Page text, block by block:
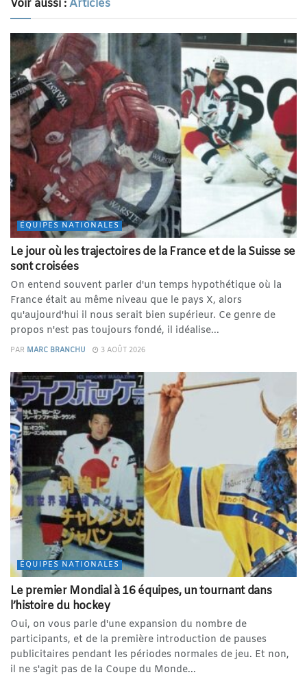
Voir aussi :Articles
ÉQUIPES NATIONALES
Le jour où les trajectoires de la France et de la Suisse se
sont croisées
On entend souvent parler d'un temps hypothétique où la
France était au même niveau que le pays X, alors
qu'aujourd'hui il nous serait bien supérieur. Ce genre de
propos n'est pas toujours fondé, il idéalise...
PAR MARC BRANCHU 3 AOÛT 2026
ÉQUIPES NATIONALES
Le premier Mondial à 16 équipes, un tournant dans
l’histoire du hockey
Oui, on vous parle d'une expansion du nombre de
participants, et de la première introduction de pauses
publicitaires pendant les périodes normales de jeu. Et non,
il ne s'agit pas de la Coupe du Monde...